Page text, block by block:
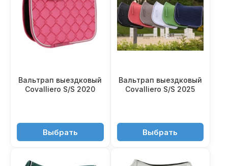
Вальтрап выездковый
Covalliero S/S 2020
3'520 ₽Выбрать
Вальтрап выездковый
Covalliero S/S 2025
4'850 ₽Выбрать